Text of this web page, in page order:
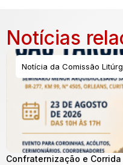
Notícias
Notícia da Comissão
Confraternização e